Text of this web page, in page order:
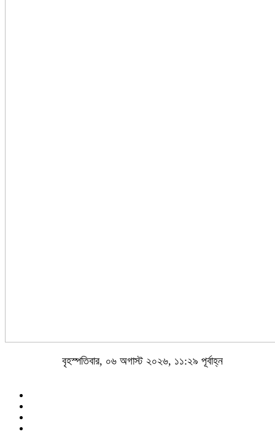
বৃহস্পতিবার, ০৬ অগাস্ট ২০২৬, ১১:২৯ পূর্বাহ্ন